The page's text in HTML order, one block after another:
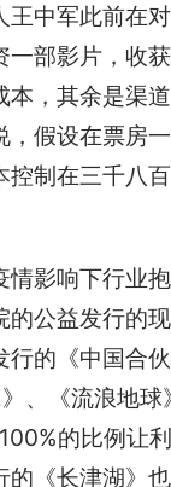
中军此前在
一部影片，收
本，其余是渠
，假设在票房
控制在三千八
情影响下行业
的公益发行的
行的《中国合
、《流浪地球
的比例让
的《长津湖》